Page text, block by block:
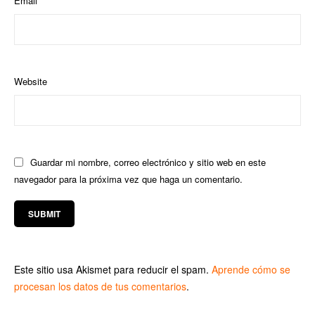
Website
Guardar mi nombre, correo electrónico y sitio web en este
navegador para la próxima vez que haga un comentario.
Este sitio usa Akismet para reducir el spam. Aprende cómo se
procesan los datos de tus comentarios.